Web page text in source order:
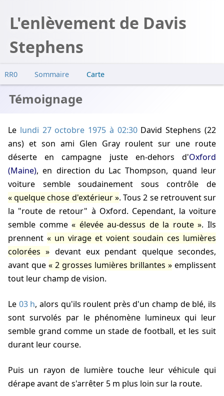
L'enlèvement de Davis
Stephens
RR0 Sommaire
Témoignage
Rencontre
Autre observation
Carte
Témoignage
Le lundi 27 octobre 1975 à 02:30David Stephens (22
ans) et son ami Glen Gray roulent sur une route
déserte en campagne juste en-dehors d'Oxford
(Maine), en direction du Lac Thompson, quand leur
voiture semble soudainement sous contrôle de
quelque chose d'extérieur . Tous 2 se retrouvent sur
la "route de retour" à Oxford. Cependant, la voiture
semble comme
élevée au-dessus de la route
. Ils
prennent
un virage et voient soudain ces lumières
colorées
devant eux pendant quelque secondes,
avant que
2 grosses lumières brillantes
emplissent
tout leur champ de vision.
Le 03 h, alors qu'ils roulent près d'un champ de blé, ils
sont survolés par le phénomène lumineux qui leur
semble grand comme un stade de football, et les suit
durant leur course.
Puis un rayon de lumière touche leur véhicule qui
dérape avant de s'arrêter 5 m plus loin sur la route.